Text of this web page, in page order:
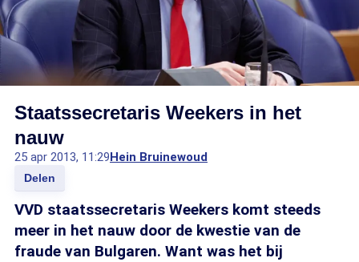
Staatssecretaris Weekers in het
nauw
25 apr 2013, 11:29Hein Bruinewoud
Delen
VVD staatssecretaris Weekers komt steeds
meer in het nauw door de kwestie van de
fraude van Bulgaren. Want was het bij